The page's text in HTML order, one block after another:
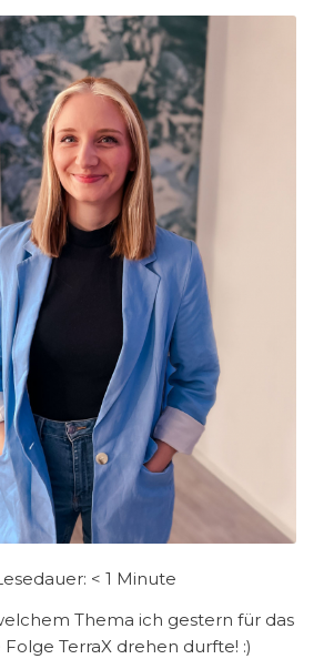
< 1 Minute
Thema ich gestern für das
TerraX drehen durfte! :)